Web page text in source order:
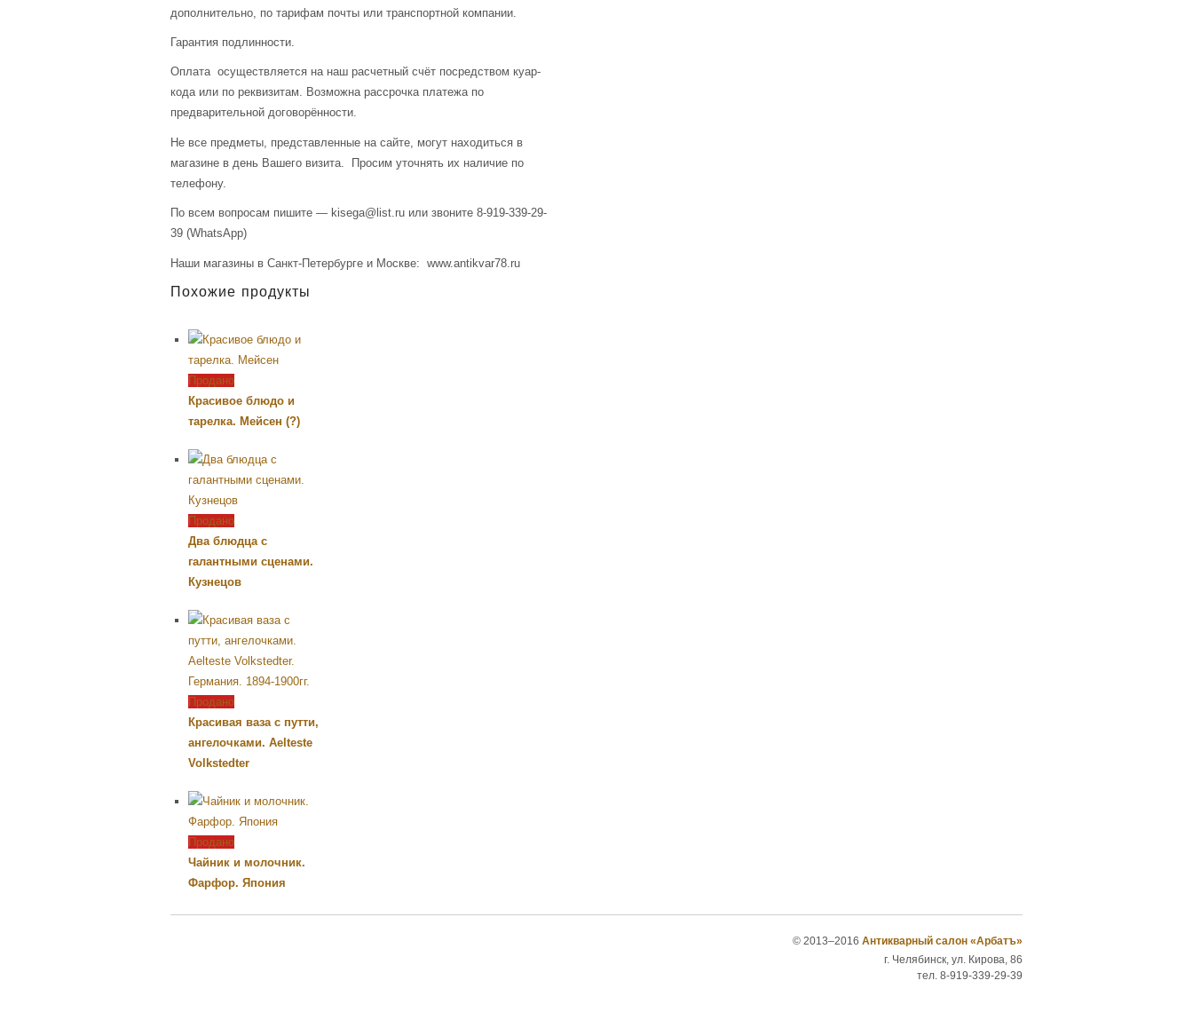
дополнительно, по тарифам почты или транспортной компании.
Гарантия подлинности.
Оплата осуществляется на наш расчетный счёт посредством куар-
кода или по реквизитам. Возможна рассрочка платежа по
предварительной договорённости.
Не все предметы, представленные на сайте, могут находиться в
магазине в день Вашего визита. Просим уточнять их наличие по
телефону.
По всем вопросам пишите — kisega@list.ru или звоните 8-919-339-29-
39 (WhatsApp)
Наши магазины в Санкт-Петербурге и Москве: www.antikvar78.ru
Похожие продукты
Продано
Красивое блюдо и
тарелка. Мейсен (?)
Продано
Два блюдца с
галантными сценами.
Кузнецов
Продано
Красивая ваза с путти,
ангелочками. Aelteste
Volkstedter
Продано
Чайник и молочник.
Фарфор. Япония
© 2013–2016 Антикварный салон «Арбатъ»
г. Челябинск, ул. Кирова, 86
тел. 8-919-339-29-39